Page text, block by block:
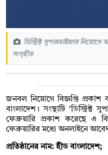
ডিস্ট্রিক্ট সুপারভাইজার
সংগৃহীত
জনবল নিয়োগে বিজ্ঞপ্তি প্রকাশ
বাংলাদেশ। সংস্থাটি
ফেব্রুয়ারি প্রকাশ করেছে এ
ফেব্রুয়ারির মধ্যে অনলাইনে
প্রতিষ্ঠানের নাম: হীড বাংলাদেশ;